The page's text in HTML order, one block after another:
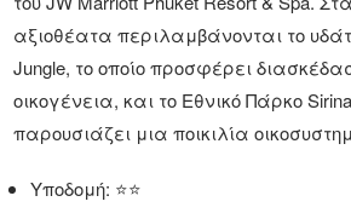
αξιοθέατα περιλαμβάνονται το
Jungle, το οποίο προσφέρει
οικογένεια, και το Εθνικό Πάρκο
παρουσιάζει μια ποικιλία
Υποδομή: ⭐⭐